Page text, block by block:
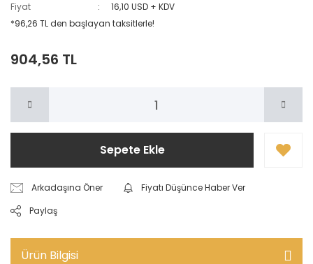
Fiyat
16,10 USD + KDV
*96,26 TL den başlayan taksitlerle!
904,56 TL
Sepete Ekle
Arkadaşına Öner
Fiyatı Düşünce Haber Ver
Paylaş
Ürün Bilgisi